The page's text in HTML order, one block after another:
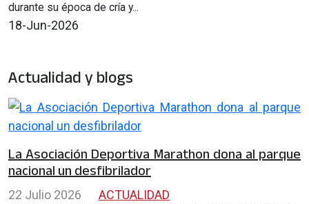
durante su época de cría y...
18-Jun-2026
Actualidad y blogs
La Asociación Deportiva Marathon dona al parque
nacional un desfibrilador
22 Julio 2026 ACTUALIDAD